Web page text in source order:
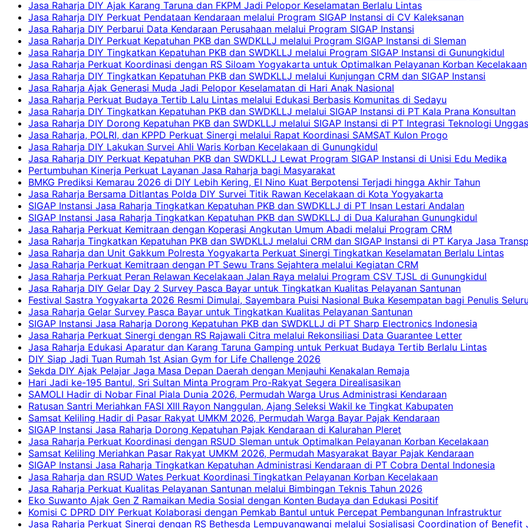
Jasa Raharja DIY Ajak Karang Taruna dan FKPM Jadi Pelopor Keselamatan Berlalu Lintas
Jasa Raharja DIY Perkuat Pendataan Kendaraan melalui Program SIGAP Instansi di CV Kaleksanan
Jasa Raharja DIY Perbarui Data Kendaraan Perusahaan melalui Program SIGAP Instansi
Jasa Raharja DIY Perkuat Kepatuhan PKB dan SWDKLLJ melalui Program SIGAP Instansi di Sleman
Jasa Raharja DIY Tingkatkan Kepatuhan PKB dan SWDKLLJ melalui Program SIGAP Instansi di Gunungkidul
Jasa Raharja Perkuat Koordinasi dengan RS Siloam Yogyakarta untuk Optimalkan Pelayanan Korban Kecelakaan
Jasa Raharja DIY Tingkatkan Kepatuhan PKB dan SWDKLLJ melalui Kunjungan CRM dan SIGAP Instansi
Jasa Raharja Ajak Generasi Muda Jadi Pelopor Keselamatan di Hari Anak Nasional
Jasa Raharja Perkuat Budaya Tertib Lalu Lintas melalui Edukasi Berbasis Komunitas di Sedayu
Jasa Raharja DIY Tingkatkan Kepatuhan PKB dan SWDKLLJ melalui SIGAP Instansi di PT Kala Prana Konsultan
Jasa Raharja DIY Dorong Kepatuhan PKB dan SWDKLLJ melalui SIGAP Instansi di PT Integrasi Teknologi Unggas
Jasa Raharja, POLRI, dan KPPD Perkuat Sinergi melalui Rapat Koordinasi SAMSAT Kulon Progo
Jasa Raharja DIY Lakukan Survei Ahli Waris Korban Kecelakaan di Gunungkidul
Jasa Raharja DIY Perkuat Kepatuhan PKB dan SWDKLLJ Lewat Program SIGAP Instansi di Unisi Edu Medika
Pertumbuhan Kinerja Perkuat Layanan Jasa Raharja bagi Masyarakat
BMKG Prediksi Kemarau 2026 di DIY Lebih Kering, El Nino Kuat Berpotensi Terjadi hingga Akhir Tahun
Jasa Raharja Bersama Ditlantas Polda DIY Survei Titik Rawan Kecelakaan di Kota Yogyakarta
SIGAP Instansi Jasa Raharja Tingkatkan Kepatuhan PKB dan SWDKLLJ di PT Insan Lestari Andalan
SIGAP Instansi Jasa Raharja Tingkatkan Kepatuhan PKB dan SWDKLLJ di Dua Kalurahan Gunungkidul
Jasa Raharja Perkuat Kemitraan dengan Koperasi Angkutan Umum Abadi melalui Program CRM
Jasa Raharja Tingkatkan Kepatuhan PKB dan SWDKLLJ melalui CRM dan SIGAP Instansi di PT Karya Jasa
Jasa Raharja dan Unit Gakkum Polresta Yogyakarta Perkuat Sinergi Tingkatkan Keselamatan Berlalu Lintas
Jasa Raharja Perkuat Kemitraan dengan PT Sewu Trans Sejahtera melalui Kegiatan CRM
Jasa Raharja Perkuat Peran Relawan Kecelakaan Jalan Raya melalui Program CSV TJSL di Gunungkidul
Jasa Raharja DIY Gelar Day 2 Survey Pasca Bayar untuk Tingkatkan Kualitas Pelayanan Santunan
Festival Sastra Yogyakarta 2026 Resmi Dimulai, Sayembara Puisi Nasional Buka Kesempatan bagi Penulis
Jasa Raharja Gelar Survey Pasca Bayar untuk Tingkatkan Kualitas Pelayanan Santunan
SIGAP Instansi Jasa Raharja Dorong Kepatuhan PKB dan SWDKLLJ di PT Sharp Electronics Indonesia
Jasa Raharja Perkuat Sinergi dengan RS Rajawali Citra melalui Rekonsiliasi Data Guarantee Letter
Jasa Raharja Edukasi Aparatur dan Karang Taruna Gamping untuk Perkuat Budaya Tertib Berlalu Lintas
DIY Siap Jadi Tuan Rumah 1st Asian Gym for Life Challenge 2026
Sekda DIY Ajak Pelajar Jaga Masa Depan Daerah dengan Menjauhi Kenakalan Remaja
Hari Jadi ke-195 Bantul, Sri Sultan Minta Program Pro-Rakyat Segera Direalisasikan
SAMOLI Hadir di Nobar Final Piala Dunia 2026, Permudah Warga Urus Administrasi Kendaraan
Ratusan Santri Meriahkan FASI XIII Rayon Nanggulan, Ajang Seleksi Wakil ke Tingkat Kabupaten
Samsat Keliling Hadir di Pasar Rakyat UMKM 2026, Permudah Warga Bayar Pajak Kendaraan
SIGAP Instansi Jasa Raharja Dorong Kepatuhan Pajak Kendaraan di Kalurahan Pleret
Jasa Raharja Perkuat Koordinasi dengan RSUD Sleman untuk Optimalkan Pelayanan Korban Kecelakaan
Samsat Keliling Meriahkan Pasar Rakyat UMKM 2026, Permudah Masyarakat Bayar Pajak Kendaraan
SIGAP Instansi Jasa Raharja Tingkatkan Kepatuhan Administrasi Kendaraan di PT Cobra Dental Indonesia
Jasa Raharja dan RSUD Wates Perkuat Koordinasi Tingkatkan Pelayanan Korban Kecelakaan
Jasa Raharja Perkuat Kualitas Pelayanan Santunan melalui Bimbingan Teknis Tahun 2026
Eko Suwanto Ajak Gen Z Ramaikan Media Sosial dengan Konten Budaya dan Edukasi Positif
Komisi C DPRD DIY Perkuat Kolaborasi dengan Pemkab Bantul untuk Percepat Pembangunan Infrastruktur
Jasa Raharja Perkuat Sinergi dengan RS Bethesda Lempuyangwangi melalui Sosialisasi Coordination of Benefit